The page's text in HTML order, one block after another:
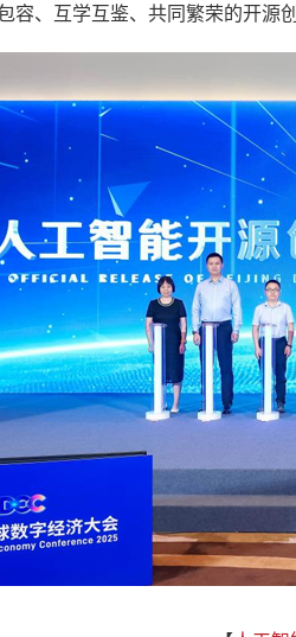
容、互学互鉴、共同繁荣的开源创